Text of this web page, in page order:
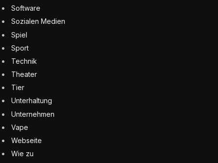
Software
Sozialen Medien
Spiel
Sport
Technik
Theater
Tier
Unterhaltung
Unternehmen
Vape
Webseite
Wie zu